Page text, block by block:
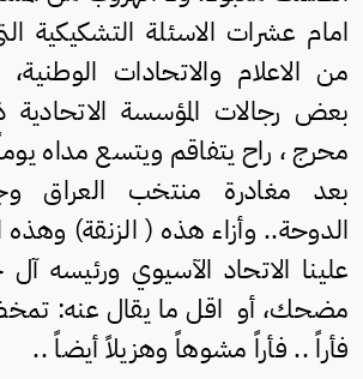
امام عشرات الاسئلة التشكيكية
من الاعلام والاتحادات
بعض رجالات المؤسسة الاتحادية
محرج ، راح يتفاقم ويتسع مداه
بعد مغادرة منتخب العراق
الدوحة.. وأزاء هذه ( الزنقة)
علينا الاتحاد الآسيوي ورئيسه
مضحك، أو اقل ما يقال عنه:
فأراً .. فأراً مشوهاً وهزيلاً أيضاً ..